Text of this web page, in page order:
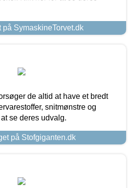
på SymaskineTorvet.dk
de altid at have et bredt
snitmønstre og
se deres udvalg.
på Stofgiganten.dk